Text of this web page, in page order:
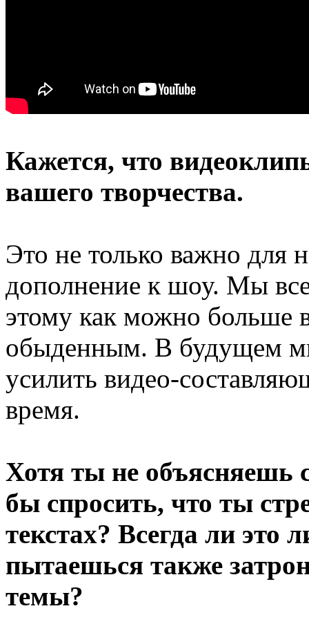
Кажется, что
вашего творчества.
Это не только важно для
дополнение к шоу. Мы
этому как можно больше
обыденным. В будущем
усилить видео-
время.
Хотя ты не объясняешь
бы спросить, что ты
текстах? Всегда ли это
пытаешься также
темы?